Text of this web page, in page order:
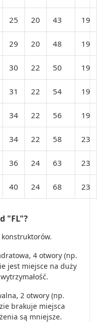
25 20 43 19
29 20 48 19
30 22 50 19
31 22 54 19
34 22 56 19
34 22 58 23
36 24 63 23
40 24 68 23
"FL"?
4 otwory (np.
jest miejsce na duży
2 otwory (np.
brakuje miejsca
są mniejsze.